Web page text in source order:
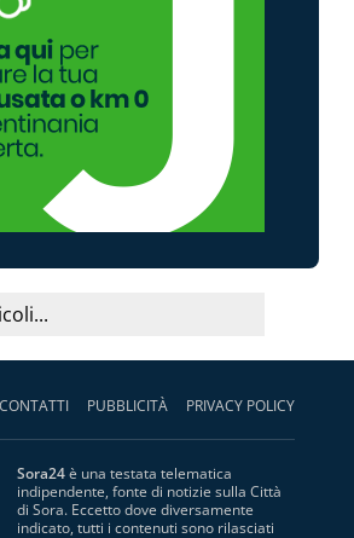
CONTATTI PUBBLICITÀ PRIVACY POLICY
Sora24è una testata telematica
indipendente, fonte di notizie sulla Città
di Sora. Eccetto dove diversamente
indicato, tutti i contenuti sono rilasciati